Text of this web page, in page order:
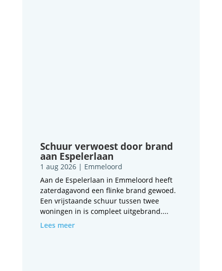
Schuur verwoest door brand
aan Espelerlaan
1 aug 2026| Emmeloord
Aan de Espelerlaan in Emmeloord heeft
zaterdagavond een flinke brand gewoed.
Een vrijstaande schuur tussen twee
woningen in is compleet uitgebrand....
Lees meer